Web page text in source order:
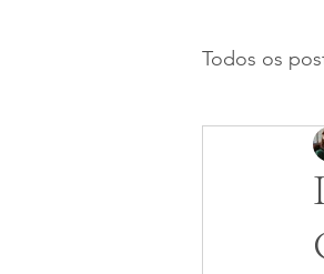
Todos os